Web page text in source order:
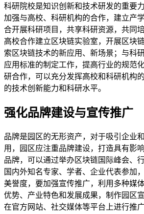
科研院校是知识创新和技术研发的重要
加强与高校、科研机构的合作，建立产
合开展科研项目，共享科研资源，共同
高校合作建立区块链实验室，开展区块
索区块链技术的新应用、新场景；与科
应用标准的制定工作，提高行业的规范
研合作，可以充分发挥高校和科研机构
的技术创新能力和科研水平。
强化品牌建设与宣传推广
品牌是园区的无形资产，对于吸引企业
用，园区应注重品牌建设，打造具有影
品牌，可以通过举办区块链国际峰会、
国内外知名专家、学者、企业代表参加
美誉度，要加强宣传推广，利用多种媒
优势、产业特色和发展成果，制作园区
在官方网站、社交媒体等平台上进行推